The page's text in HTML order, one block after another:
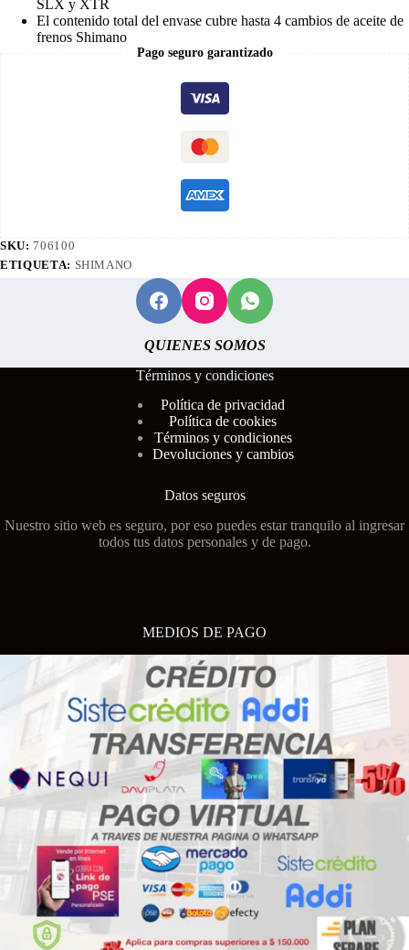
SLX y XTR
El contenido total del envase cubre hasta 4 cambios de aceite de
frenos Shimano
Pago seguro garantizado
SKU:706100
ETIQUETA: SHIMANO
QUIENES SOMOS
Términos y condiciones
Política de privacidad
Política de cookies
Términos y condiciones
Devoluciones y cambios
Datos seguros
Nuestro sitio web es seguro, por eso puedes estar tranquilo al ingresar
todos tus datos personales y de pago.
MEDIOS DE PAGO